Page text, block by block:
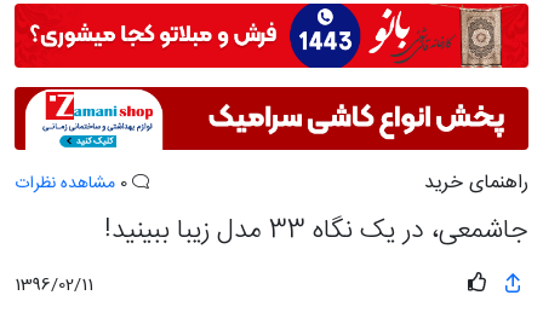
راهنمای خرید مشاهده نظرات
جاشمعی، در یک نگاه 33 مدل زیبا ببینید!
1396/02/11